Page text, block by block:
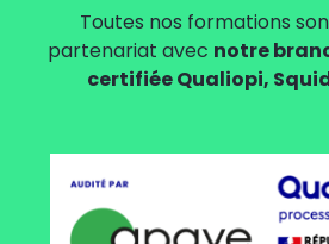
Toutes nos formations
partenariat avec notre
certifiée Qualiopi,